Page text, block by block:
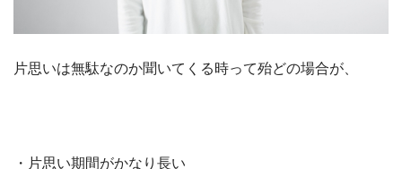
片思いは無駄なのか聞いてくる時って殆どの場合が、
・片思い期間がかなり長い